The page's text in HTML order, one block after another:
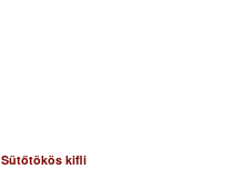
Sütőtökös kifli